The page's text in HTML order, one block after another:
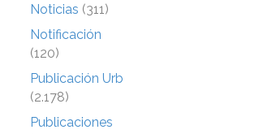
Noticias (311)
Notificación
(120)
Publicación Urb
(2.178)
Publicaciones